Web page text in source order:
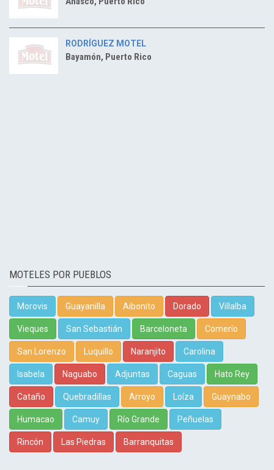
RODRÍGUEZ MOTEL
Bayamón, Puerto Rico
MOTELES POR PUEBLOS
Morovis Guayanilla Aibonito Dorado Villalba
Vieques San Sebastián Barceloneta Comerío
San Lorenzo Luquillo Naranjito Carolina
Isabela Naguabo Adjuntas Caguas Hato Rey
Cataño Quebradillas Arroyo Loíza Guaynabo
Humacao Camuy Río Grande Peñuelas
Rincón Las Piedras Barranquitas